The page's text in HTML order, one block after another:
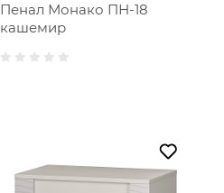
Пенал Монако ПН-18
кашемир